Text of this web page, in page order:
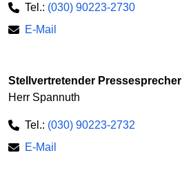
Tel.: (030) 90223-2730
E-Mail
Stellvertretender Pressesprecher
Herr Spannuth
Tel.: (030) 90223-2732
E-Mail